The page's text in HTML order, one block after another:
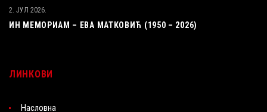
ИН МЕМОРИАМ – ЕВА МАТКОВИЋ (1950 – 2026)
2. ЈУЛ 2026.
ЛИНКОВИ
Насловна